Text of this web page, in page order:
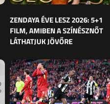
ZENDAYA ÉVE LESZ 2026: 5+1
FILM, AMIBEN A SZÍNÉSZNŐT
LÁTHATJUK JÖVŐRE